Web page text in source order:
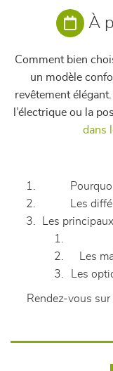
À
Comment bien
un modèle
revêtement
l’électrique ou la
dans
Les
Les
Les
Les
Rendez-vous sur